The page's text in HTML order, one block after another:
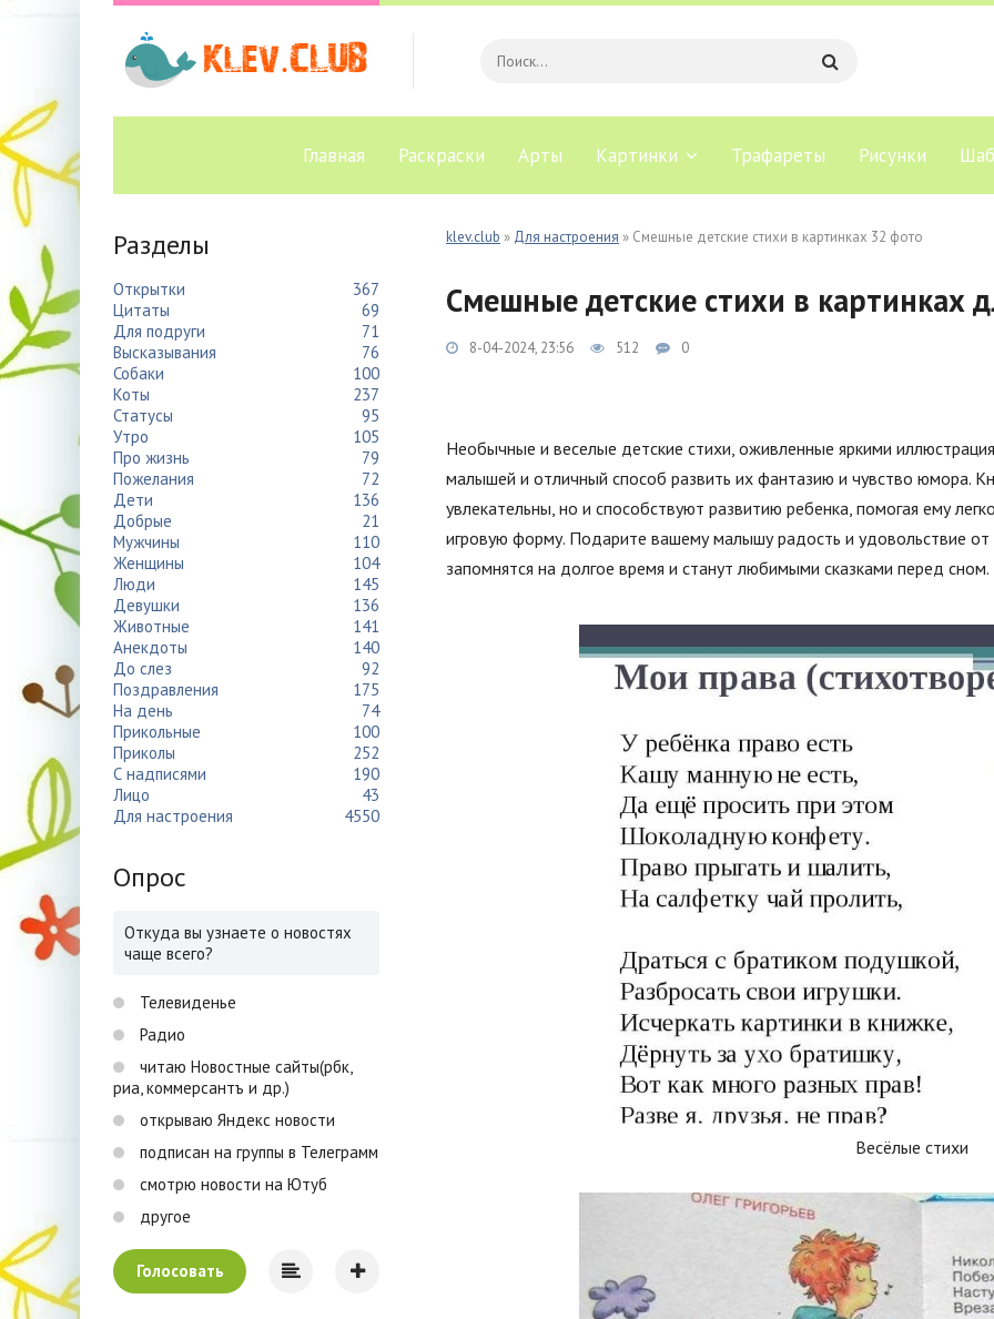
Главная Раскраски Арты Картинки Трафареты Рисунки
klev.club » Для настроения » Смешные детские стихи в картинках 32 фото
Смешные детские стихи в картинках
8-04-2024, 23:56 512 0
Необычные и веселые детские стихи, оживленные яркими
малышей и отличный способ развить их фантазию и чувство юмора.
увлекательны, но и способствуют развитию ребенка, помогая ему
игровую форму. Подарите вашему малышу радость и удовольствие от
запомнятся на долгое время и станут любимыми сказками перед сном.
Весёлые стихи
Разделы
Открытки
367
Цитаты
69
Для подруги
71
Высказывания
76
Собаки
100
Коты
237
Статусы
95
Утро
105
Про жизнь
79
Пожелания
72
Дети
136
Добрые
21
Мужчины
110
Женщины
104
Люди
145
Девушки
136
Животные
141
Анекдоты
140
До слез
92
Поздравления
175
На день
74
Прикольные
100
Приколы
252
С надписями
190
Лицо
43
Для настроения
4550
Опрос
Откуда вы узнаете о новостях
чаще всего?
Телевиденье
Радио
читаю Новостные сайты(рбк,
риа, коммерсантъ и др.)
открываю Яндекс новости
подписан на группы в Телеграмм
смотрю новости на Ютуб
другое
Голосовать